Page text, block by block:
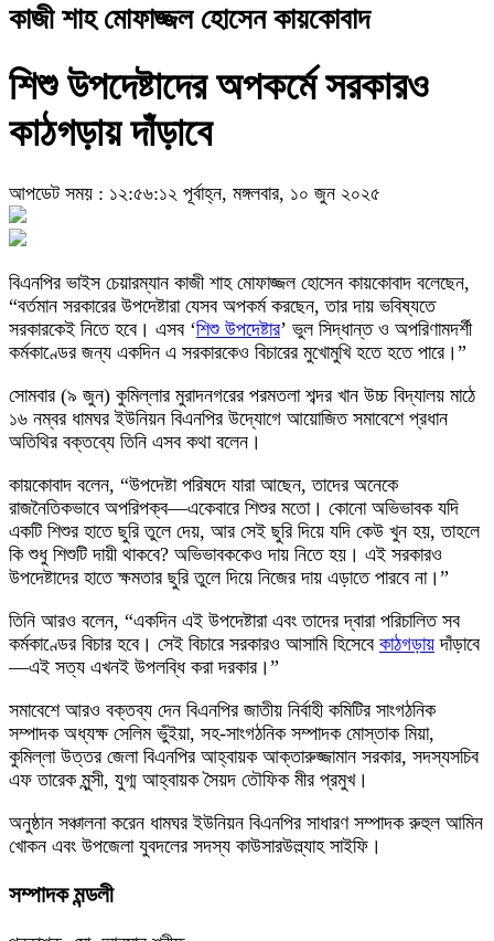
কাজী শাহ মোফাজ্জল হোসেন কায়কোবাদ
শিশু উপদেষ্টাদের অপকর্মে সরকারও
কাঠগড়ায় দাঁড়াবে
আপডেট সময় : ১২:৫৬:১২ পূর্বাহ্ন, মঙ্গলবার, ১০ জুন ২০২৫
বিএনপির ভাইস চেয়ারম্যান কাজী শাহ মোফাজ্জল হোসেন কায়কোবাদ বলেছেন,
“বর্তমান সরকারের উপদেষ্টারা যেসব অপকর্ম করছেন, তার দায় ভবিষ্যতে
সরকারকেই নিতে হবে। এসব ‘শিশু উপদেষ্টার’ ভুল সিদ্ধান্ত ও অপরিণামদর্শী
কর্মকাণ্ডের জন্য একদিন এ সরকারকেও বিচারের মুখোমুখি হতে হতে পারে।”
সোমবার (৯ জুন) কুমিল্লার মুরাদনগরের পরমতলা শব্দর খান উচ্চ বিদ্যালয় মাঠে
১৬ নম্বর ধামঘর ইউনিয়ন বিএনপির উদ্যোগে আয়োজিত সমাবেশে প্রধান
অতিথির বক্তব্যে তিনি এসব কথা বলেন।
কায়কোবাদ বলেন, “উপদেষ্টা পরিষদে যারা আছেন, তাদের অনেকে
রাজনৈতিকভাবে অপরিপক্ব—একেবারে শিশুর মতো। কোনো অভিভাবক যদি
একটি শিশুর হাতে ছুরি তুলে দেয়, আর সেই ছুরি দিয়ে যদি কেউ খুন হয়, তাহলে
কি শুধু শিশুটি দায়ী থাকবে? অভিভাবককেও দায় নিতে হয়। এই সরকারও
উপদেষ্টাদের হাতে ক্ষমতার ছুরি তুলে দিয়ে নিজের দায় এড়াতে পারবে না।”
তিনি আরও বলেন, “একদিন এই উপদেষ্টারা এবং তাদের দ্বারা পরিচালিত সব
কর্মকাণ্ডের বিচার হবে। সেই বিচারে সরকারও আসামি হিসেবে কাঠগড়ায় দাঁড়াবে
—এই সত্য এখনই উপলব্ধি করা দরকার।”
সমাবেশে আরও বক্তব্য দেন বিএনপির জাতীয় নির্বাহী কমিটির সাংগঠনিক
সম্পাদক অধ্যক্ষ সেলিম ভুঁইয়া, সহ-সাংগঠনিক সম্পাদক মোস্তাক মিয়া,
কুমিল্লা উত্তর জেলা বিএনপির আহ্বায়ক আক্তারুজ্জামান সরকার, সদস্যসচিব
এফ তারেক মুন্সী, যুগ্ম আহ্বায়ক সৈয়দ তৌফিক মীর প্রমুখ।
অনুষ্ঠান সঞ্চালনা করেন ধামঘর ইউনিয়ন বিএনপির সাধারণ সম্পাদক রুহুল আমিন
খোকন এবং উপজেলা যুবদলের সদস্য কাউসারউল্ল্যাহ সাইফি।
সম্পাদক মন্ডলী